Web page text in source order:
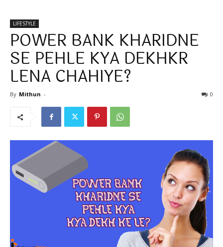
LIFESTYLE
POWER BANK KHARIDNE
SE PEHLE KYA DEKHKR
LENA CHAHIYE?
By Mithun - 0